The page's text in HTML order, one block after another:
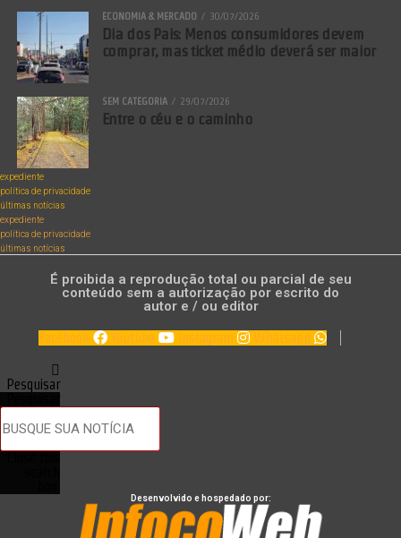
ECONOMIA & MERCADO 30/07/2026
Dia dos Pais: Menos consumidores devem
comprar, mas ticket médio deverá ser maior
SEM CATEGORIA 29/07/2026
Entre o céu e o caminho
expediente
política de privacidade
últimas notícias
expediente
política de privacidade
últimas notícias
É proibida a reprodução total ou parcial de seu
conteúdo sem a autorização por escrito do
autor e / ou editor
Facebook Youtube Instagram Whatsapp
Pesquisar
Pesquisar
Desenvolvido e hospedado por: